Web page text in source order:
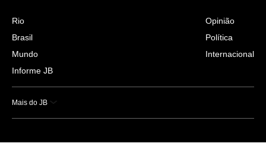
Rio
Brasil
Mundo
Informe JB
Opinião
Política
Internacional
Mais do JB
Esportes